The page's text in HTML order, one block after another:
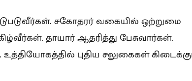
சகோதரர் வகையில் ஒற்றுமை
தாயார் ஆதரித்து பேசுவார்கள்.
புதிய சலுகைகள்